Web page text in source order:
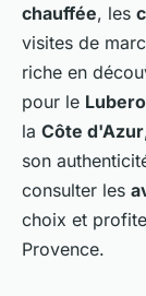
chauffée, les
visites de
riche en
pour le
la Côte d'Azur
son
consulter les
choix et
Provence.